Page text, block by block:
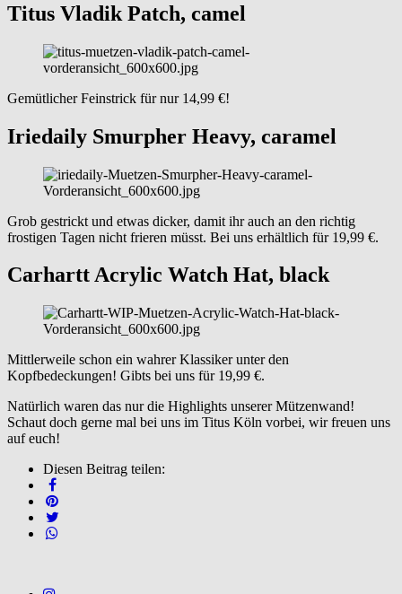
Titus Vladik Patch, camel
Gemütlicher Feinstrick für nur 14,99 €!
Iriedaily Smurpher Heavy, caramel
Grob gestrickt und etwas dicker, damit ihr auch an den richtig
frostigen Tagen nicht frieren müsst. Bei uns erhältlich für 19,99 €.
Carhartt Acrylic Watch Hat, black
Mittlerweile schon ein wahrer Klassiker unter den
Kopfbedeckungen! Gibts bei uns für 19,99 €.
Natürlich waren das nur die Highlights unserer Mützenwand!
Schaut doch gerne mal bei uns im Titus Köln vorbei, wir freuen uns
auf euch!
Diesen Beitrag teilen: